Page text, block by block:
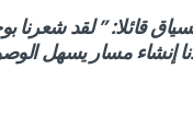
قائلا: ” لقد
إنشاء مسار يسهل